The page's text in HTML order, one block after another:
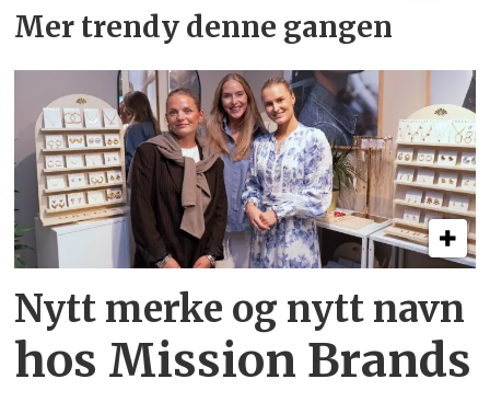
Mer trendy denne gangen
Nytt merke og nytt navn
hos Mission Brands